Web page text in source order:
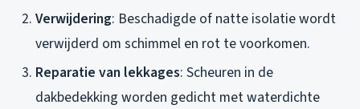
Verwijdering: Beschadigde of natte isolatie wordt
verwijderd om schimmel en rot te voorkomen.
Reparatie van lekkages: Scheuren in de
dakbedekking worden gedicht met waterdichte